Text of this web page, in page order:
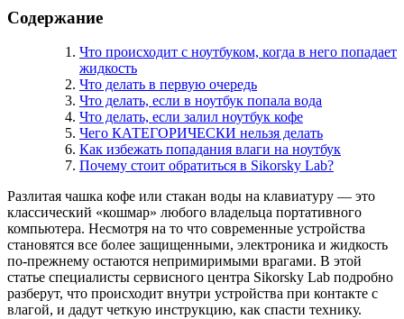
Содержание
Что происходит с ноутбуком, когда в него попадает
жидкость
Что делать в первую очередь
Что делать, если в ноутбук попала вода
Что делать, если залил ноутбук кофе
Чего КАТЕГОРИЧЕСКИ нельзя делать
Как избежать попадания влаги на ноутбук
Почему стоит обратиться в Sikorsky Lab?
Разлитая чашка кофе или стакан воды на клавиатуру — это
классический «кошмар» любого владельца портативного
компьютера. Несмотря на то что современные устройства
становятся все более защищенными, электроника и жидкость
по-прежнему остаются непримиримыми врагами. В этой
статье специалисты сервисного центра Sikorsky Lab подробно
разберут, что происходит внутри устройства при контакте с
влагой, и дадут четкую инструкцию, как спасти технику.